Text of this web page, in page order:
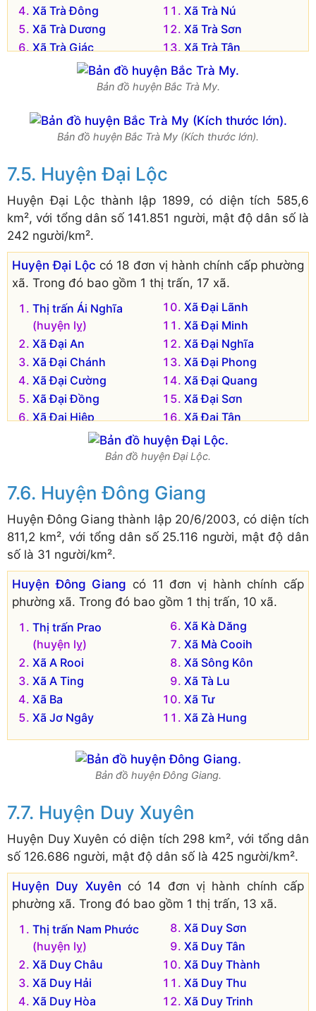
Xã Trà Đông
Xã Trà Dương
Xã Trà Giác
Xã Trà Nú
Xã Trà Sơn
Xã Trà Tân
Bản đồ huyện Bắc Trà My.
Bản đồ huyện Bắc Trà My (Kích thước lớn).
Huyện Đại Lộc
Huyện Đại Lộc thành lập 1899, có diện tích 585,6
km², với tổng dân số 141.851 người, mật độ dân số là
242 người/km².
Huyện Đại Lộc có 18 đơn vị hành chính cấp phường
xã. Trong đó bao gồm 1 thị trấn, 17 xã.
Thị trấn Ái Nghĩa
(huyện lỵ)
Xã Đại An
Xã Đại Chánh
Xã Đại Cường
Xã Đại Đồng
Xã Đại Hiệp
Xã Đại Hòa
Xã Đại Lãnh
Xã Đại Minh
Xã Đại Nghĩa
Xã Đại Phong
Xã Đại Quang
Xã Đại Sơn
Xã Đại Tân
Xã Đại Thắng
Xã Đại Thạnh
Bản đồ huyện Đại Lộc.
Huyện Đông Giang
Huyện Đông Giang thành lập 20/6/2003, có diện tích
811,2 km², với tổng dân số 25.116 người, mật độ dân
số là 31 người/km².
Huyện Đông Giang có 11 đơn vị hành chính cấp
phường xã. Trong đó bao gồm 1 thị trấn, 10 xã.
Thị trấn Prao
(huyện lỵ)
Xã A Rooi
Xã A Ting
Xã Ba
Xã Jơ Ngây
Xã Kà Dăng
Xã Mà Cooih
Xã Sông Kôn
Xã Tà Lu
Xã Tư
Xã Zà Hung
Bản đồ huyện Đông Giang.
Huyện Duy Xuyên
Huyện Duy Xuyên có diện tích 298 km², với tổng dân
số 126.686 người, mật độ dân số là 425 người/km².
Huyện Duy Xuyên có 14 đơn vị hành chính cấp
phường xã. Trong đó bao gồm 1 thị trấn, 13 xã.
Thị trấn Nam Phước
(huyện lỵ)
Xã Duy Châu
Xã Duy Hải
Xã Duy Hòa
Xã Duy Sơn
Xã Duy Tân
Xã Duy Thành
Xã Duy Thu
Xã Duy Trinh